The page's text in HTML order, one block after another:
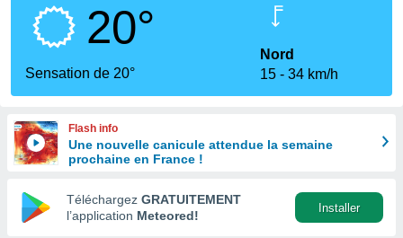
en
20°
Sensation de 20°
Nord
15
34 km/h
Flash info
Une nouvelle canicule attendue la semaine
prochaine en France !
Téléchargez GRATUITEMENT
l’application Meteored!
Installer